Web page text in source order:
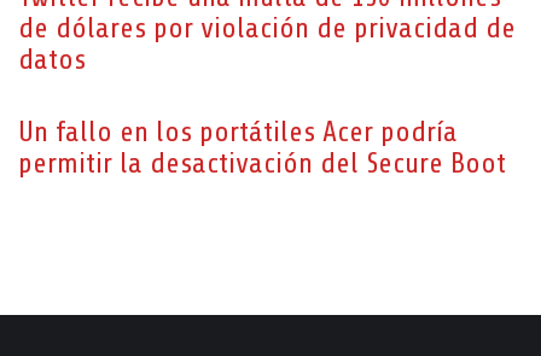
de dólares por violación de privacidad de
datos
Un fallo en los portátiles Acer podría
permitir la desactivación del Secure Boot